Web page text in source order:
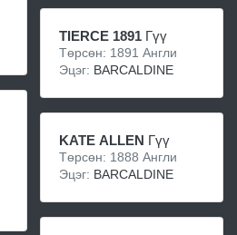
TIERCE 1891 Гүү
Төрсөн: 1891 Англи
Эцэг: BARCALDINE
KATE ALLEN Гүү
Төрсөн: 1888 Англи
Эцэг: BARCALDINE